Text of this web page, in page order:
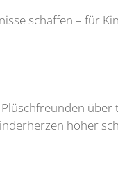
schaffen – für
höher